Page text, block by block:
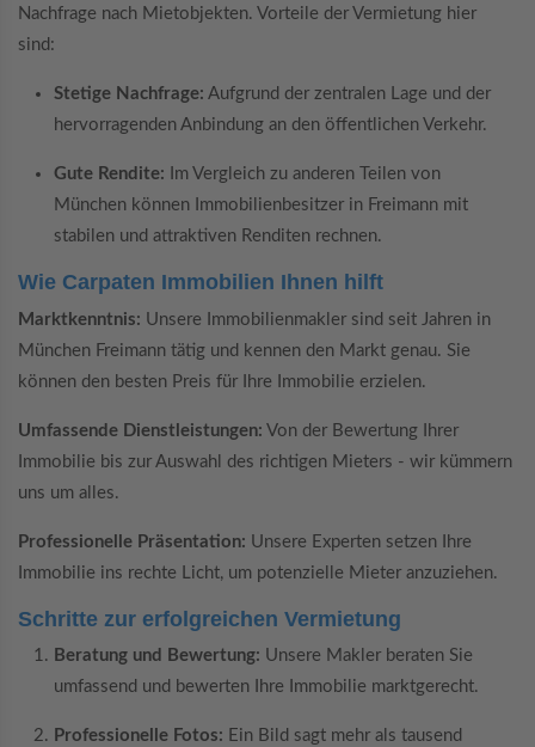
Nachfrage nach Mietobjekten. Vorteile der Vermietung hier
sind:
Stetige Nachfrage: Aufgrund der zentralen Lage und der
hervorragenden Anbindung an den öffentlichen Verkehr.
Gute Rendite: Im Vergleich zu anderen Teilen von
München können Immobilienbesitzer in Freimann mit
stabilen und attraktiven Renditen rechnen.
Wie Carpaten Immobilien Ihnen hilft
Marktkenntnis: Unsere Immobilienmakler sind seit Jahren in
München Freimann tätig und kennen den Markt genau. Sie
können den besten Preis für Ihre Immobilie erzielen.
Umfassende Dienstleistungen: Von der Bewertung Ihrer
Immobilie bis zur Auswahl des richtigen Mieters - wir kümmern
uns um alles.
Professionelle Präsentation: Unsere Experten setzen Ihre
Immobilie ins rechte Licht, um potenzielle Mieter anzuziehen.
Schritte zur erfolgreichen Vermietung
Beratung und Bewertung: Unsere Makler beraten Sie
umfassend und bewerten Ihre Immobilie marktgerecht.
Professionelle Fotos: Ein Bild sagt mehr als tausend